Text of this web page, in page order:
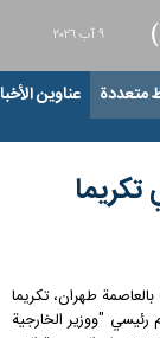
٩ آب ٢٠٢٦
متعددة عناوين
تکریما
طهران، تکریما
رئیسي "ووزير الخارجية